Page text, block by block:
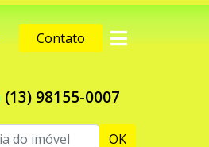
Contato
(13) 98155-0007
OK